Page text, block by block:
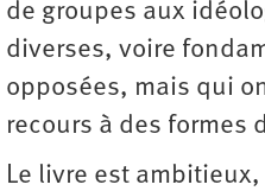
de groupes aux
diverses, voire
opposées, mais qui
recours à des formes
Le livre est ambitieux,